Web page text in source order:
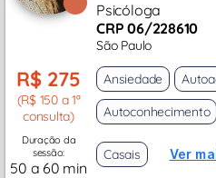
Psicóloga
CRP 06/228610
São Paulo
R$ 275
(R$ 150 a 1ª
consulta)
Duração da
sessão:
50 a 60 min
Ansiedade
Autoconhecimento
Casais Ver